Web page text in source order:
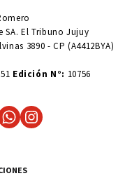
SA. El Tribuno Jujuy
3890 - CP (A4412BYA)
Edición N°: 10756